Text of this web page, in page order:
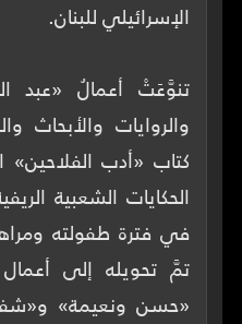
تنوَّعَتْ أعمالُ «عبد
والروايات والأبحاث
كتاب «أدب
الحكايات الشعبية
في فترة طفولته
تمَّ تحويله إلى
«حسن ونعيمة»